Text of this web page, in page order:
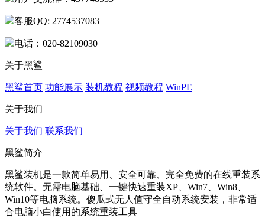
客服QQ: 2774537083
电话：020-82109030
关于黑鲨
黑鲨首页 功能展示 装机教程 视频教程 WinPE
关于我们
关于我们 联系我们
黑鲨简介
黑鲨装机是一款简单易用、安全可靠、完全免费的在线重装系
统软件。无需电脑基础、一键快速重装XP、Win7、Win8、
Win10等电脑系统。傻瓜式无人值守全自动系统安装，非常适
合电脑小白使用的系统重装工具